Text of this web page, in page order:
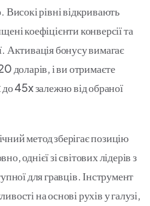
Високі рівні відкривають
коефіцієнти конверсії та
Активація бонусу вимагає
доларів, і ви отримаєте
45x залежно від обраної
метод зберігає позицію
однієї зі світових лідерів з
для гравців. Інструмент
на основі рухів у галузі,